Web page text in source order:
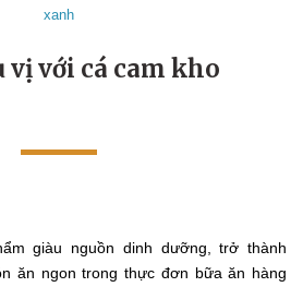
xanh
vị với cá cam kho
giàu nguồn dinh dưỡng, trở thành
ăn ngon trong thực đơn bữa ăn hàng